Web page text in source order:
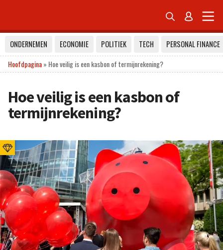
 
ONDERNEMEN ECONOMIE POLITIEK TECH
PERSONAL FINANCE
Hoofdpagina» Hoe veilig is een kasbon of termijnrekening?
Hoe veilig is een kasbon of
termijnrekening?